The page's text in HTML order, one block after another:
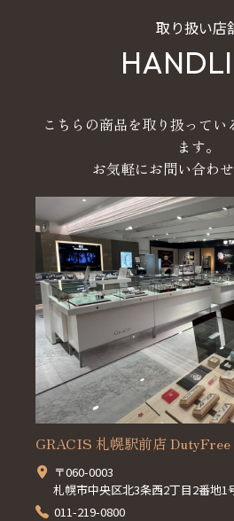
取り扱い店
こちらの商品を取り扱ってい
ます。
お気軽にお問い合わせ
GRACIS 札幌駅前店 DutyFree
〒060-0003
札幌市中央区北3条西2丁目2番地1
011-219-0800